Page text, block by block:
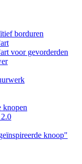
borduren
voor gevorderden
knopen
knoop"